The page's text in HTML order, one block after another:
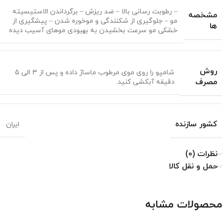
مشخصه
ها
– رطوبت رسانی بالا – ضد ریزش – برگرداندن الاستیسیته
مو – جلوگیری از شکنندگی و موخوره شدن – پیشگیری از
خشکی مو سرعت بخشیدن به بهبودی موهای آسیب دیده
روش
مصرف
شامپو را روی موی مرطوب ماساژ داده و پس از ۳ الی ۵
دقیقه آبکشی کنید.
کشور سازنده ایران
نظرات (0)
حمل و نقل کالا
محصولات مشابه